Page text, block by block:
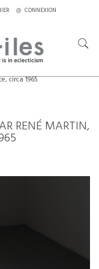
CONNEXION
circa 1965
RENÉ MARTIN,